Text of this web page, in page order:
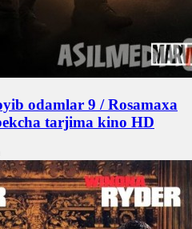
odamlar 9 / Rosamaxa
tarjima kino HD